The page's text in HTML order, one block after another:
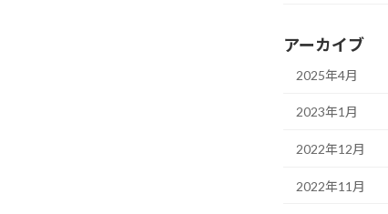
アーカイブ
2025年4月
2023年1月
2022年12月
2022年11月